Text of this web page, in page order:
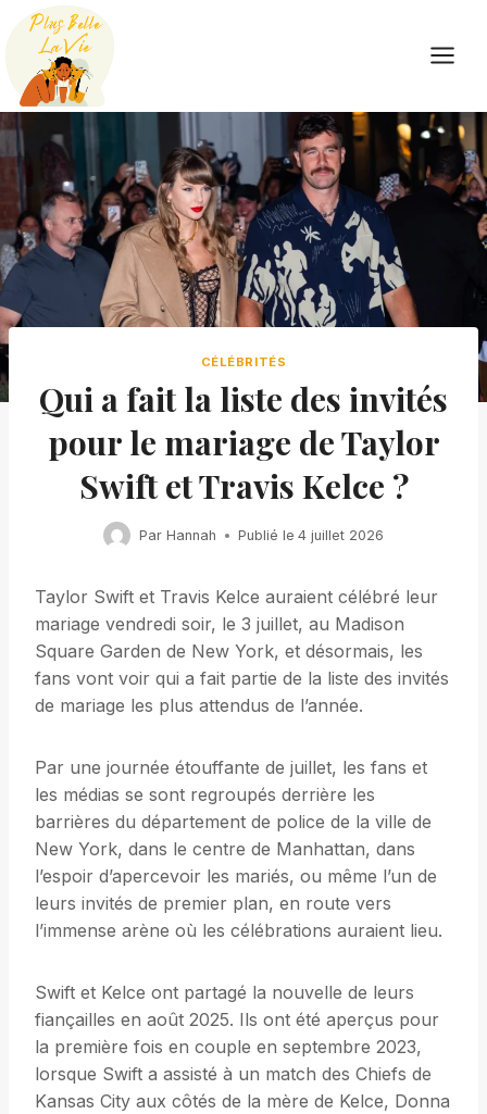
Skip
content
CÉLÉBRITÉS
Qui a fait la liste des invités
pour le mariage de Taylor
Swift et Travis Kelce ?
Par Hannah Publié le 4 juillet 2026
Taylor Swift et Travis Kelce auraient célébré leur
mariage vendredi soir, le 3 juillet, au Madison
Square Garden de New York, et désormais, les
fans vont voir qui a fait partie de la liste des invités
de mariage les plus attendus de l’année.
Par une journée étouffante de juillet, les fans et
les médias se sont regroupés derrière les
barrières du département de police de la ville de
New York, dans le centre de Manhattan, dans
l’espoir d’apercevoir les mariés, ou même l’un de
leurs invités de premier plan, en route vers
l’immense arène où les célébrations auraient lieu.
Swift et Kelce ont partagé la nouvelle de leurs
fiançailles en août 2025. Ils ont été aperçus pour
la première fois en couple en septembre 2023,
lorsque Swift a assisté à un match des Chiefs de
Kansas City aux côtés de la mère de Kelce, Donna